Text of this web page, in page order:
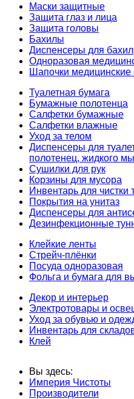
Маски защитные
Защита глаз и лица
Защита головы
Бахилы
Диспенсеры для бахил
Одноразовая
Шапочки
Туалетная бумага
Бумажные полотенца
Салфетки бумажные
Салфетки влажные
Уход за телом
Диспенсеры для
полотенец, жидкого
Сушилки для рук
Корзины для мусора
Инвентарь для чистки
Покрытия на унитаз
Диспенсеры для
Дезинфекционные
Клейкие ленты
Стрейч-плёнки
Посуда одноразовая
Фольга и бумага для
Декор и интерьер
Электротовары и
Уход за обувью и
Инвентарь для
Клей
Вы здесь:
Империя Чистоты
Производители